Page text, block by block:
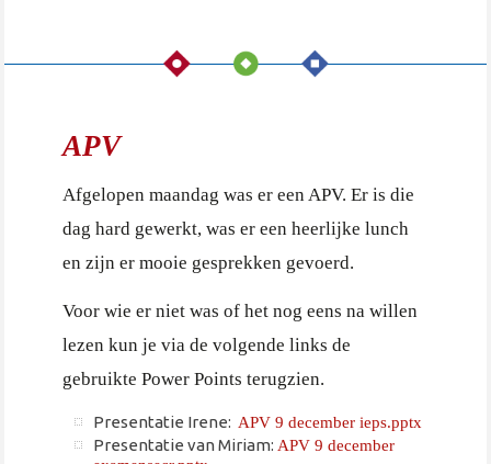
APV
Afgelopen maandag was er een APV. Er is die
dag hard gewerkt, was er een heerlijke lunch
en zijn er mooie gesprekken gevoerd.
Voor wie er niet was of het nog eens na willen
lezen kun je via de volgende links de
gebruikte Power Points terugzien.
Presentatie Irene: APV 9 december ieps.pptx
Presentatie van Miriam: APV 9 december